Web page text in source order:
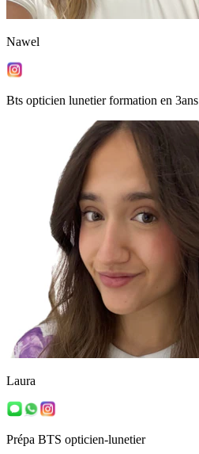
Nawel
Bts opticien lunetier formation en 3ans
Laura
Prépa BTS opticien-lunetier